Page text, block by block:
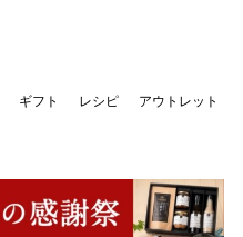
ギフト レシピ アウトレット